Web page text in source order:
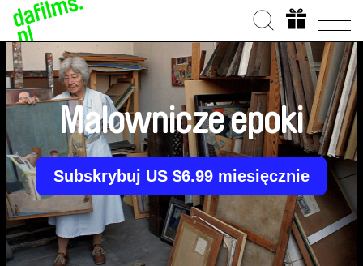
Malownicze epoki
Subskrybuj US $6.99 miesięcznie